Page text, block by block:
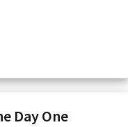
Day One